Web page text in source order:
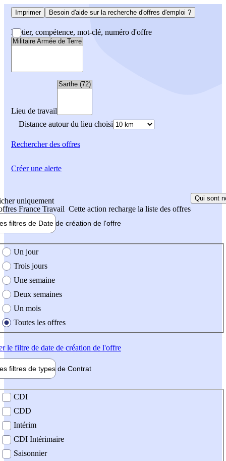
Imprimer Besoin d'aide sur la recherche d'offres d'emploi ?
Métier, compétence, mot-clé, numéro d'offre
Lieu de travail
Distance autour du lieu choisi
Rechercherdes offres
uniquement
France Travail Cette action recharge la liste des offres
Qui sont
filtres de Date de création de l'offre
création de l'offre
Un jour
Trois jours
Une semaine
Deux semaines
Un mois
Toutes les offres
le filtre de date de création de l'offre
filtres de types de Contrat
contrat
CDI
CDD
Intérim
CDI Intérimaire
Saisonnier
Créer une alerte